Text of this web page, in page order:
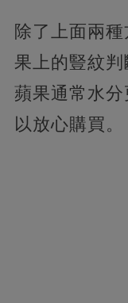
除了上面兩
果上的豎紋
蘋果通常水
以放心購買。